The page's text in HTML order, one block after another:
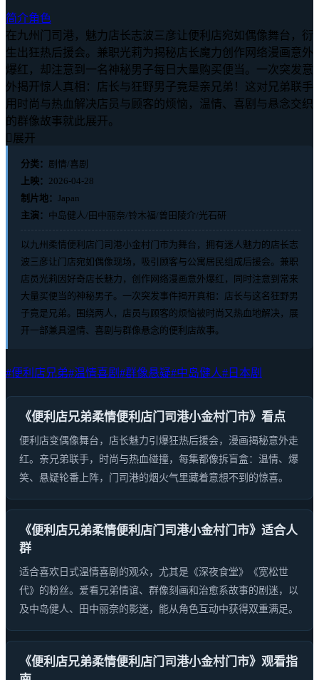
简介角色
在九州门司港，魅力店长志波三彦让便利店宛如偶像舞台，衍
生出狂热后援会。兼职光莉为揭秘店长魔力创作网络漫画意外
爆红，却注意到一名神秘男子每日大量购买便当。一次突发意
外揭开惊人真相：店长与狂野男子竟是亲兄弟！这对兄弟联手
用时尚与热血解决店员与顾客的烦恼，温情、喜剧与悬念交织
的群像故事就此展开。
 展开
分类：
剧情/喜剧
上映： 2026-04-28
制片地： Japan
主演： 中岛健人/田中丽奈/铃木福/曾田陵介/光石研
以九州柔情便利店门司港小金村门市为舞台，拥有迷人魅力的店长志
波三彦让门店宛如偶像现场，吸引顾客与公寓居民组成后援会。兼职
店员光莉因好奇店长魅力，创作网络漫画意外爆红，同时注意到常来
大量买便当的神秘男子。一次突发事件揭开真相：店长与这名狂野男
子竟是兄弟。围绕两人，店员与顾客的烦恼被时尚又热血地解决，展
开一部兼具温情、喜剧与群像悬念的便利店故事。
#便利店兄弟#温情喜剧 #群像悬疑#中岛健人#日本剧
《便利店兄弟柔情便利店门司港小金村门市》看点
便利店变偶像舞台，店长魅力引爆狂热后援会，漫画揭秘意外走
红。亲兄弟联手，时尚与热血碰撞，每集都像拆盲盒：温情、爆
笑、悬疑轮番上阵，门司港的烟火气里藏着意想不到的惊喜。
《便利店兄弟柔情便利店门司港小金村门市》适合人
群
适合喜欢日式温情喜剧的观众，尤其是《深夜食堂》《宽松世
代》的粉丝。爱看兄弟情谊、群像刻画和治愈系故事的剧迷，以
及中岛健人、田中丽奈的影迷，能从角色互动中获得双重满足。
《便利店兄弟柔情便利店门司港小金村门市》观看指